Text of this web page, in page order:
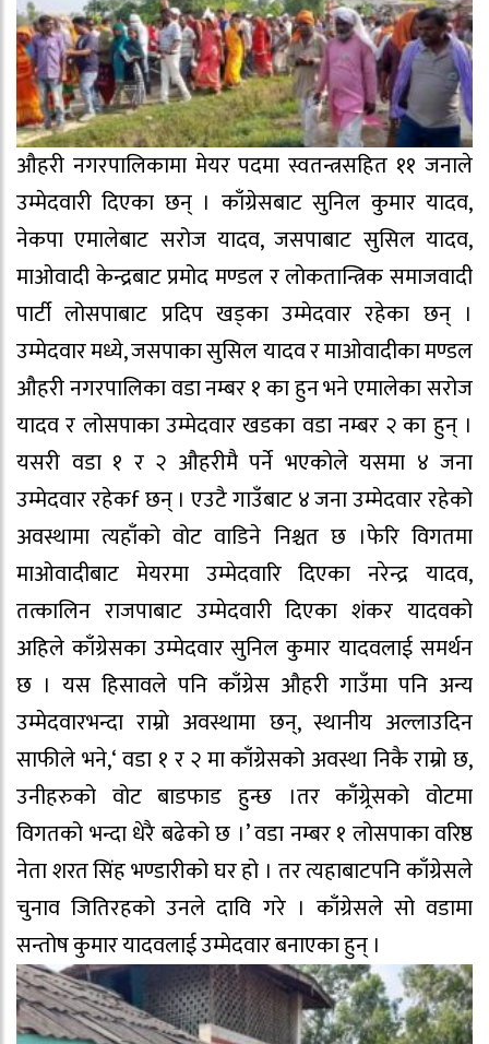
औहरी नगरपालिकामा मेयर पदमा स्वतन्त्रसहित ११ जनाले
उम्मेदवारी दिएका छन् । काँग्रेसबाट सुनिल कुमार यादव,
नेकपा एमालेबाट सरोज यादव, जसपाबाट सुसिल यादव,
माओवादी केन्द्रबाट प्रमोद मण्डल र लोकतान्त्रिक समाजवादी
पार्टी लोसपाबाट प्रदिप खड्का उम्मेदवार रहेका छन् ।
उम्मेदवार मध्ये, जसपाका सुसिल यादव र माओवादीका मण्डल
औहरी नगरपालिका वडा नम्बर १ का हुन भने एमालेका सरोज
यादव र लोसपाका उम्मेदवार खडका वडा नम्बर २ का हुन् ।
यसरी वडा १ र २ औहरीमै पर्ने भएकोले यसमा ४ जना
उम्मेदवार रहेकf छन् । एउटै गाउँबाट ४ जना उम्मेदवार रहेको
अवस्थामा त्यहाँको वोट वाडिने निश्चत छ ।फेरि विगतमा
माओवादीबाट मेयरमा उम्मेदवारि दिएका नरेन्द्र यादव,
तत्कालिन राजपाबाट उम्मेदवारी दिएका शंकर यादवको
अहिले काँग्रेसका उम्मेदवार सुनिल कुमार यादवलाई समर्थन
छ । यस हिसावले पनि काँग्रेस औहरी गाउँमा पनि अन्य
उम्मेदवारभन्दा राम्रो अवस्थामा छन्, स्थानीय अल्लाउदिन
साफीले भने,‘ वडा १ र २ मा काँग्रेसको अवस्था निकै राम्रो छ,
उनीहरुको वोट बाडफाड हुन्छ ।तर काँग्र्रेसको वोटमा
विगतको भन्दा धेरै बढेको छ ।’ वडा नम्बर १ लोसपाका वरिष्ठ
नेता शरत सिंह भण्डारीको घर हो । तर त्यहाबाटपनि काँग्रेसले
चुनाव जितिरहको उनले दावि गरे । काँग्रेसले सो वडामा
सन्तोष कुमार यादवलाई उम्मेदवार बनाएका हुन् ।